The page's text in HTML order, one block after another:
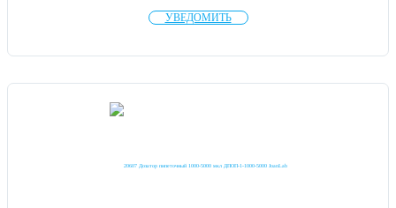
УВЕДОМИТЬ